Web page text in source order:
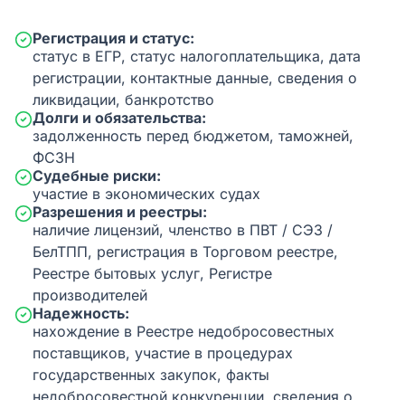
Регистрация и статус:
статус в ЕГР, статус налогоплательщика, дата
регистрации, контактные данные, сведения о
ликвидации, банкротство
Долги и обязательства:
задолженность перед бюджетом, таможней,
ФСЗН
Судебные риски:
участие в экономических судах
Разрешения и реестры:
наличие лицензий, членство в ПВТ / СЭЗ /
БелТПП, регистрация в Торговом реестре,
Реестре бытовых услуг, Регистре
производителей
Надежность:
нахождение в Реестре недобросовестных
поставщиков, участие в процедурах
государственных закупок, факты
недобросовестной конкуренции, сведения о